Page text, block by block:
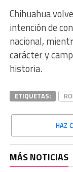
Chihuahua
intención de
nacional,
carácter y
historia.
ETIQUETAS:
HAZ
MÁS NOTICIAS